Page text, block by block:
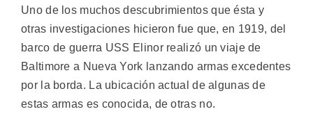
Uno de los muchos descubrimientos que ésta y
otras investigaciones hicieron fue que, en 1919, del
barco de guerra USS Elinor realizó un viaje de
Baltimore a Nueva York lanzando armas excedentes
por la borda. La ubicación actual de algunas de
estas armas es conocida, de otras no.